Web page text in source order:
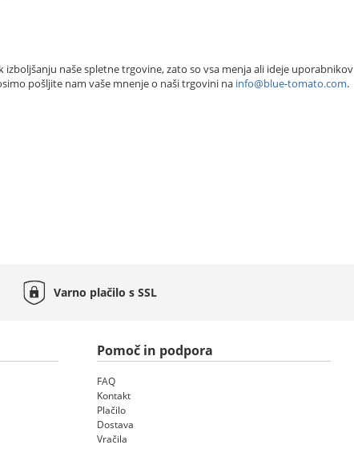
izboljšanju naše spletne trgovine, zato so vsa menja ali ideje uporabnikov
pošljite nam vaše mnenje o naši trgovini na info@blue-tomato.com.
Varno plačilo sSSL
Pomoč in podpora
FAQ
Kontakt
Plačilo
Dostava
Vračila